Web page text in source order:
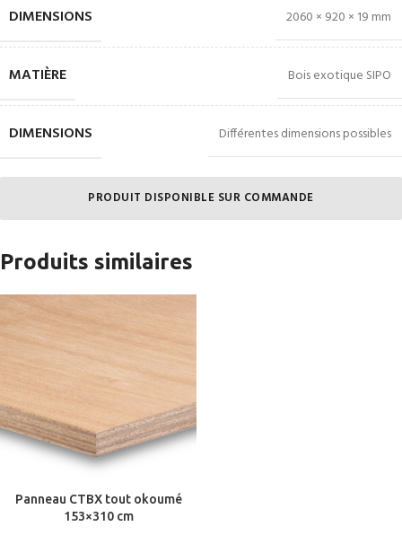
DIMENSIONS 2060 × 920 × 19 mm
MATIÈRE Bois exotique SIPO
DIMENSIONS Différentes dimensions possibles
PRODUIT DISPONIBLE SUR COMMANDE
Produits similaires
Panneau CTBX tout okoumé
153×310 cm